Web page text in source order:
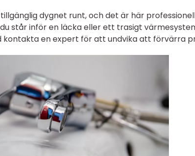
dygnet runt, och det är här
står inför en läcka eller ett trasigt
en expert för att undvika att förvärra